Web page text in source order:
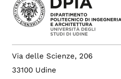
Via delle Scienze, 206
33100 Udine